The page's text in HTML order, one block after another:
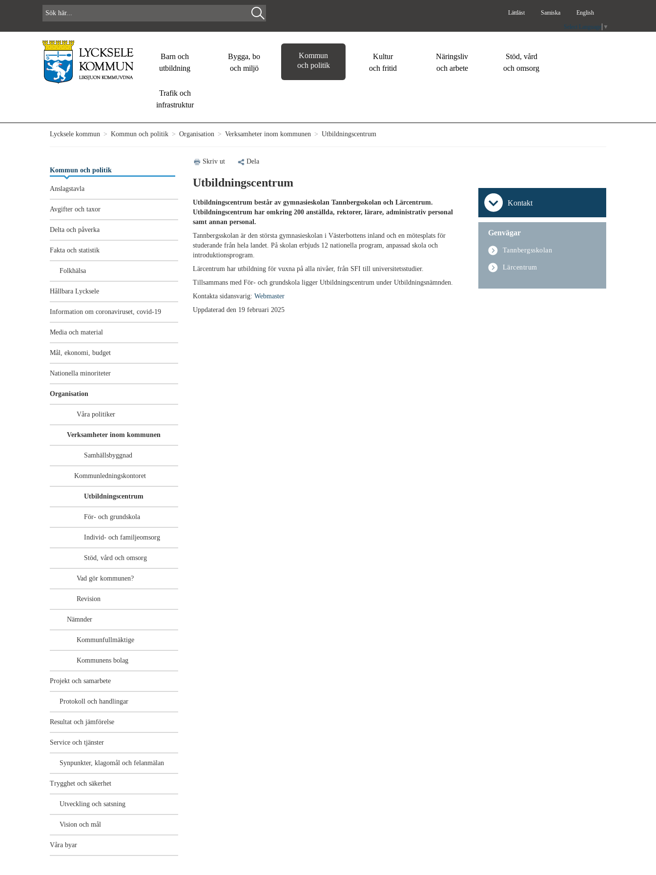
Lättläst Samiska English
Select Language ▼
Barn och
utbildning
Bygga, bo
och miljö
Kommun
och politik
Kultur
och fritid
Näringsliv
och arbete
Stöd, vård
och omsorg
Trafik och
infrastruktur
Lycksele kommun > Kommun och politik > Organisation > Verksamheter inom kommunen > Utbildningscentrum
Kommun och politik
Anslagstavla
Avgifter och taxor
Delta och påverka
Fakta och statistik
Folkhälsa
Hållbara Lycksele
Information om coronaviruset, covid-19
Media och material
Mål, ekonomi, budget
Nationella minoriteter
Organisation
Våra politiker
Verksamheter inom kommunen
Samhällsbyggnad
Kommunledningskontoret
Utbildningscentrum
För- och grundskola
Individ- och familjeomsorg
Stöd, vård och omsorg
Vad gör kommunen?
Revision
Nämnder
Kommunfullmäktige
Kommunens bolag
Projekt och samarbete
Protokoll och handlingar
Resultat och jämförelse
Service och tjänster
Synpunkter, klagomål och felanmälan
Trygghet och säkerhet
Utveckling och satsning
Vision och mål
Våra byar
Skriv ut Dela
Utbildningscentrum
Utbildningscentrum består av gymnasieskolan Tannbergsskolan och Lärcentrum.
Utbildningscentrum har omkring 200 anställda, rektorer, lärare, administrativ personal
samt annan personal.
Tannbergsskolan är den största gymnasieskolan i Västerbottens inland och en mötesplats för
studerande från hela landet. På skolan erbjuds 12 nationella program, anpassad skola och
introduktionsprogram.
Lärcentrum har utbildning för vuxna på alla nivåer, från SFI till universitetsstudier.
Tillsammans med För- och grundskola ligger Utbildningscentrum under Utbildningsnämnden.
Kontakta sidansvarig: Webmaster
Uppdaterad den 19 februari 2025
Kontakt
Genvägar
Tannbergsskolan
Lärcentrum